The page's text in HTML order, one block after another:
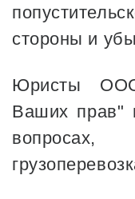
стороны и
Юристы
Ваших прав"